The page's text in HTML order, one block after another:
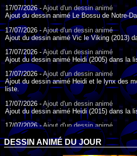
17/07/2026 - Ajout d'un dessin animé
Ajout du dessin animé Le Bossu de Notre-
17/07/2026 - Ajout d'un dessin animé
Ajout du dessin animé Vic le Viking (2013)
17/07/2026 -Ajout d'un dessin animé
Ajout du dessin animé Heidi (2005) dans la
17/07/2026 -Ajout d'un dessin animé
Ajout du dessin animé Heidi et le lynx des
liste.
17/07/2026 -Ajout d'un dessin animé
Ajout du dessin animé Heidi (2015) dans la
17/07/2026 -Ajout d'un dessin animé
Ajout du dessin animé Heidi (1995) dans la
09/07/2026 -Ajout d'un dessin animé
DESSIN ANIMÉ DU JOUR